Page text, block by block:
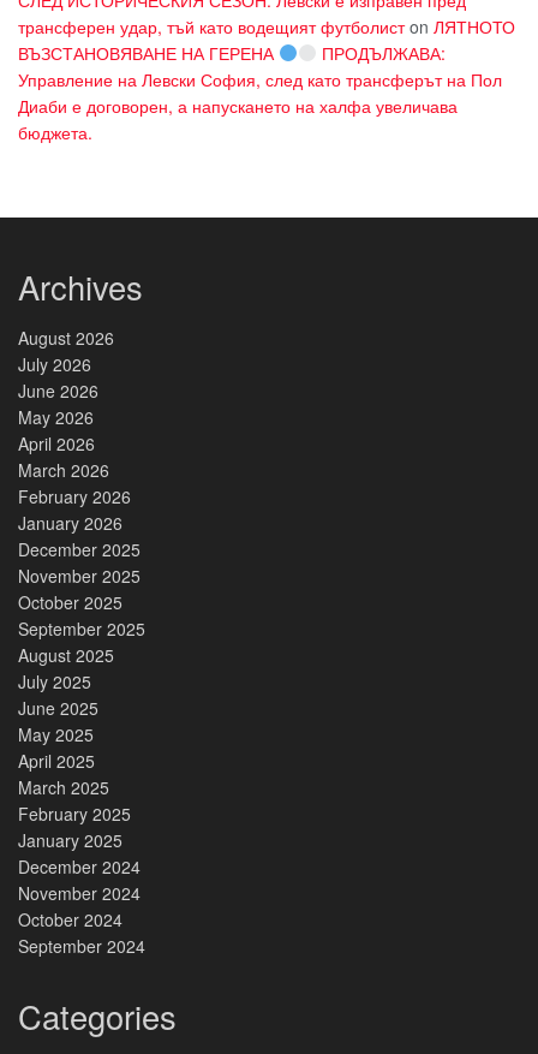
трансферен удар, тъй като водещият футболистon ЛЯТНОТО
ВЪЗСТАНОВЯВАНЕ НА ГЕРЕНА
ПРОДЪЛЖАВА:
Управление на Левски София, след като трансферът на Пол
Диаби е договорен, а напускането на халфа увеличава
бюджета.
Archives
August 2026
July 2026
June 2026
May 2026
April 2026
March 2026
February 2026
January 2026
December 2025
November 2025
October 2025
September 2025
August 2025
July 2025
June 2025
May 2025
April 2025
March 2025
February 2025
January 2025
December 2024
November 2024
October 2024
September 2024
Categories